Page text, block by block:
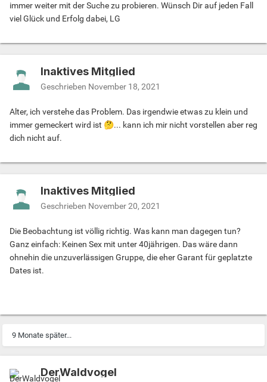
immer weiter mit der Suche zu probieren. Wünsch Dir auf jeden Fall
viel Glück und Erfolg dabei, LG
Inaktives Mitglied
Geschrieben November 18, 2021
Alter, ich verstehe das Problem. Das irgendwie etwas zu klein und
immer gemeckert wird ist 🤔... kann ich mir nicht vorstellen aber reg
dich nicht auf.
Inaktives Mitglied
Geschrieben November 20, 2021
Die Beobachtung ist völlig richtig. Was kann man dagegen tun?
Ganz einfach: Keinen Sex mit unter 40jährigen. Das wäre dann
ohnehin die unzuverlässigen Gruppe, die eher Garant für geplatzte
Dates ist.
9 Monate später...
DerWaldvogel